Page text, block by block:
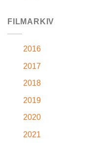
FILMARKIV
2016
2017
2018
2019
2020
2021